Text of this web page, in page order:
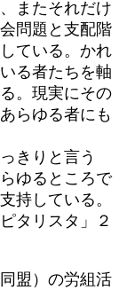
またそれだけ
問題と支配階
ている。かれ
る者たちを軸
。現実にその
らゆる者にも
きりと言う
ゆるところで
持している。
タリスタ」２
盟）の労組活